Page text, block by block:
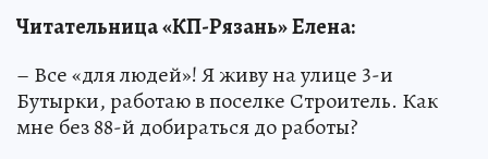
Читательница«КП-Рязань»Елена:
– Все «для людей»! Я живу на улице 3-и
Бутырки, работаю в поселке Строитель. Как
мне без 88-й добираться до работы?